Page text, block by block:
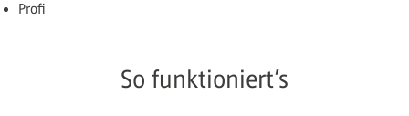
Profi
So funktioniert’s